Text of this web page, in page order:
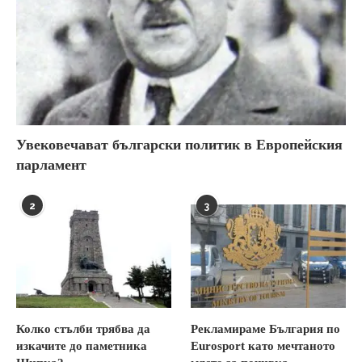
Увековечават български политик в Европейския
парламент
2
Колко стълби трябва да
изкачите до паметника
3
Рекламираме България по
Eurosport като мечтаното